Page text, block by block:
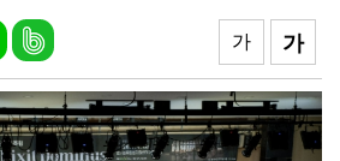
짝'…총 14곳 거점 확대
영암 대불렉시안, 임대보증금 보증 가입 완료…'주거 안…
전남광주특별시 광산구, 여름 '식중독 비상' 예방 캠페…
"미래 인재" 300만 원 장…
가
가